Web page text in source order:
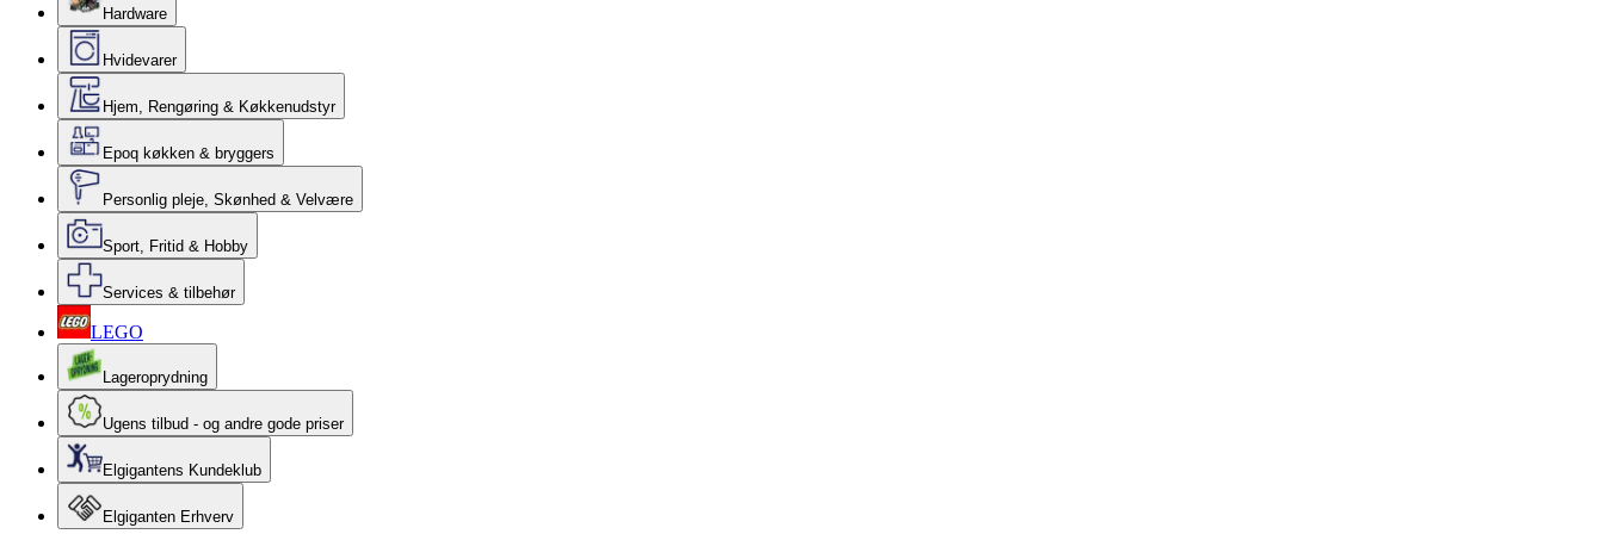
Hardware
Hvidevarer
Hjem, Rengøring & Køkkenudstyr
Epoq køkken & bryggers
Personlig pleje, Skønhed & Velvære
Sport, Fritid & Hobby
Services & tilbehør
LEGO
Lageroprydning
Ugens tilbud - og andre gode priser
Elgigantens Kundeklub
Elgiganten Erhverv